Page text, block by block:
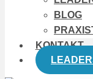
BLOG
KONTAKT